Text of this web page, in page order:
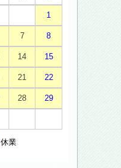
1
7 8
14 15
21 22
28 29
休業